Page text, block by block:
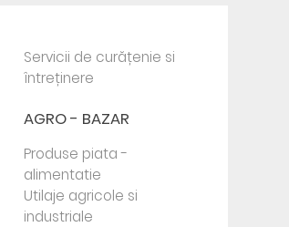
Servicii de curățenie si
întreținere
AGRO - BAZAR
Produse piata -
alimentatie
Utilaje agricole si
industriale